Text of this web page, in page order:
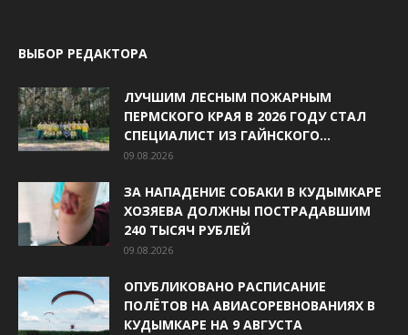
ВЫБОР РЕДАКТОРА
ЛУЧШИМ ЛЕСНЫМ ПОЖАРНЫМ
ПЕРМСКОГО КРАЯ В 2026 ГОДУ СТАЛ
СПЕЦИАЛИСТ ИЗ ГАЙНСКОГО...
09.08.2026
ЗА НАПАДЕНИЕ СОБАКИ В КУДЫМКАРЕ
ХОЗЯЕВА ДОЛЖНЫ ПОСТРАДАВШИМ
240 ТЫСЯЧ РУБЛЕЙ
09.08.2026
ОПУБЛИКОВАНО РАСПИСАНИЕ
ПОЛЁТОВ НА АВИАСОРЕВНОВАНИЯХ В
КУДЫМКАРЕ НА 9 АВГУСТА